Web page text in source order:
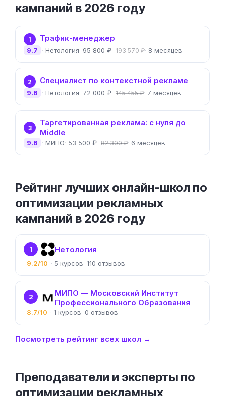
кампаний в 2026 году
1 Трафик-менеджер
Нетология 95 800 ₽ 193 570 ₽ 8 месяцев
9.7
2 Специалист по контекстной рекламе
Нетология 72 000 ₽ 145 455 ₽ 7 месяцев
9.6
3
Таргетированная реклама: с нуля до
Middle
МИПО 53 500 ₽ 82 300 ₽ 6 месяцев
9.6
Рейтинг лучших онлайн-школ по
оптимизации рекламных
кампаний в 2026 году
1 Нетология
9.2/10 5 110
2
МИПО — Московский Институт
Профессионального Образования
8.7/10 1 0
Посмотреть рейтинг всех школ →
Преподаватели и эксперты по
оптимизации рекламных